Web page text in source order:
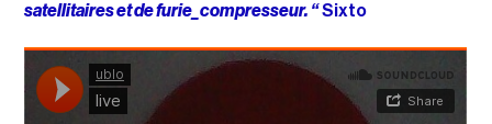
satellitaires et de furie_compresseur. “Sixto